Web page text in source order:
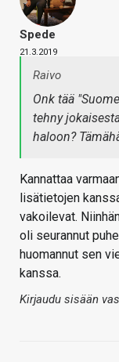
Spede
21.3.2019
Raivo
Onk tää
tehny
haloon?
Kannattaa
lisätietojen
vakoilevat.
oli seurannut
huomannut sen
kanssa.
Kirjaudu sisään